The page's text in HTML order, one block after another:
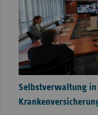
Selbstverwaltung in